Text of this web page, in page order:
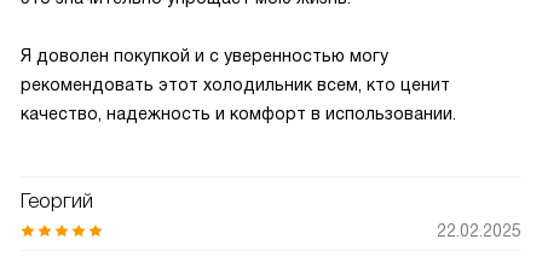
Я доволен покупкой и с уверенностью могу
рекомендовать этот холодильник всем, кто ценит
качество, надежность и комфорт в использовании.
Георгий
22.02.2025